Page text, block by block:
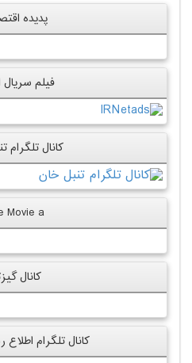
پدیده
فیلم سریال
کانال تلگرام
Movie a
کانال
کانال تلگرام